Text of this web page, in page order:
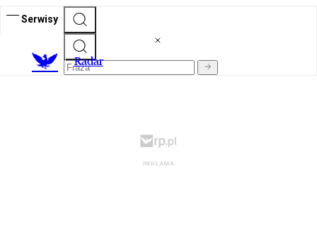
Serwisy
Radar